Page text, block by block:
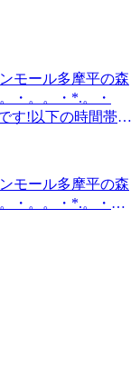
徒歩5分八王子
不動・南平からは
グスクール・多摩
042-843-1147※オ
出来る場合があ
モール多摩平の森
・。。・*.。・
す!以下の時間帯に
。・*.。・*.。・
り入れたリラク
～21時(20時20分
ンモール多摩平の
アクセス〉JR中
用がオススメ♪飛
モール多摩平の森
・。。・*.。・
能となっておりま
。・*.。・*.。・
～21時(20時20分
アクセス〉JR中
用がオススメ♪飛